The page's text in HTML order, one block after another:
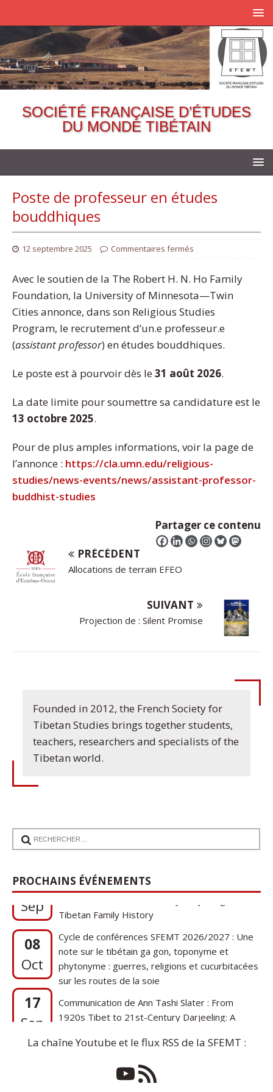
SOCIÉTÉ FRANÇAISE D’ÉTUDES
DU MONDE TIBÉTAIN
Poste de professeur en études
bouddhiques
12 septembre 2025 Commentaires fermés
Avec le soutien de la The Robert H. N. Ho Family
Foundation, la University of Minnesota—Twin
Cities annonce, dans son Religious Studies
Program, le recrutement d’un.e professeur.e
(assistant professor) en études bouddhiques.
Le poste est à pourvoir dès le31 août 2026.
La date limite pour soumettre sa candidature est le
13 octobre 2025.
Pour de plus amples informations, voir la page de
l’annonce : https://cla.umn.edu/religious-
studies/news-events/news/assistant-professor-
buddhist-studies
Partager ce contenu
PRÉCÉDENT
Allocations de terrain EFEO
SUIVANT
Projection de : Silent Promise
Founded in 2012, the French Society for
Tibetan Studies brings together students,
teachers, researchers and specialists of the
Tibetan world.
PROCHAINS ÉVÉNEMENTS
17
Sep
Communication de Ann Tashi Slater : From
1920s Tibet to 21st-Century Darjeeling: A
08
Oct
Cycle de conférences SFEMT 2026/2027 : Une
note sur le tibétain ga gon, toponyme et
phytonyme : guerres, religions et cucurbitacées
sur les routes de la soie
17
Sep
1920s Tibet to 21st-Century Darjeeling: A
Tibetan Family History
La chaîne Youtube et le flux RSS de la SFEMT :